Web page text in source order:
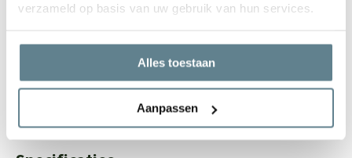
verzameld op basis van uw gebruik van hun services.
Alles toestaan
Aanpassen
Start chat
info@polyesterplantenbakken.nl
Whatsapp0344-228104